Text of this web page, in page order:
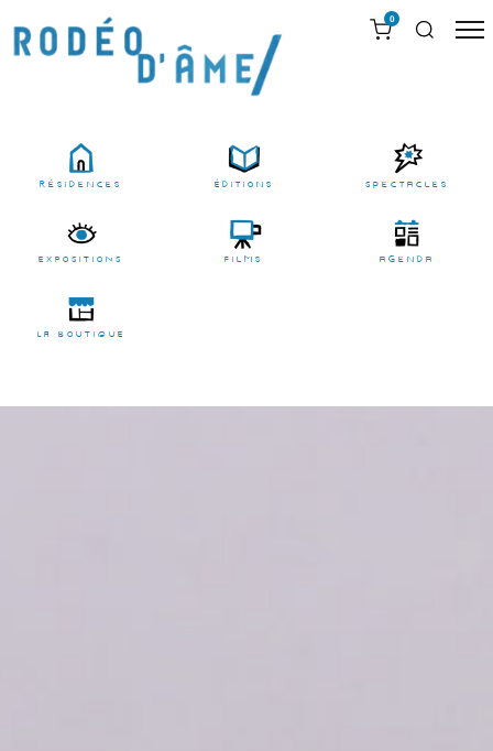
0
résidences Éditions Spectacles
EXPOSITIONS films agenda
LA BOUTIQUE